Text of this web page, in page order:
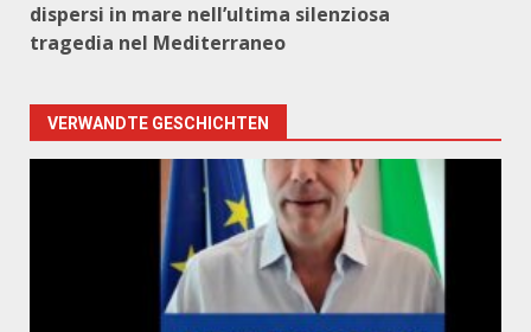
dispersi in mare nell’ultima silenziosa
tragedia nel Mediterraneo
VERWANDTE GESCHICHTEN